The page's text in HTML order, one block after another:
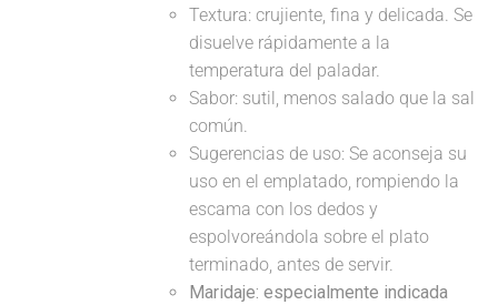
Textura: crujiente, fina y delicada. Se
disuelve rápidamente a la
temperatura del paladar.
Sabor: sutil, menos salado que la sal
común.
Sugerencias de uso: Se aconseja su
uso en el emplatado, rompiendo la
escama con los dedos y
espolvoreándola sobre el plato
terminado, antes de servir.
Maridaje: especialmente indicada